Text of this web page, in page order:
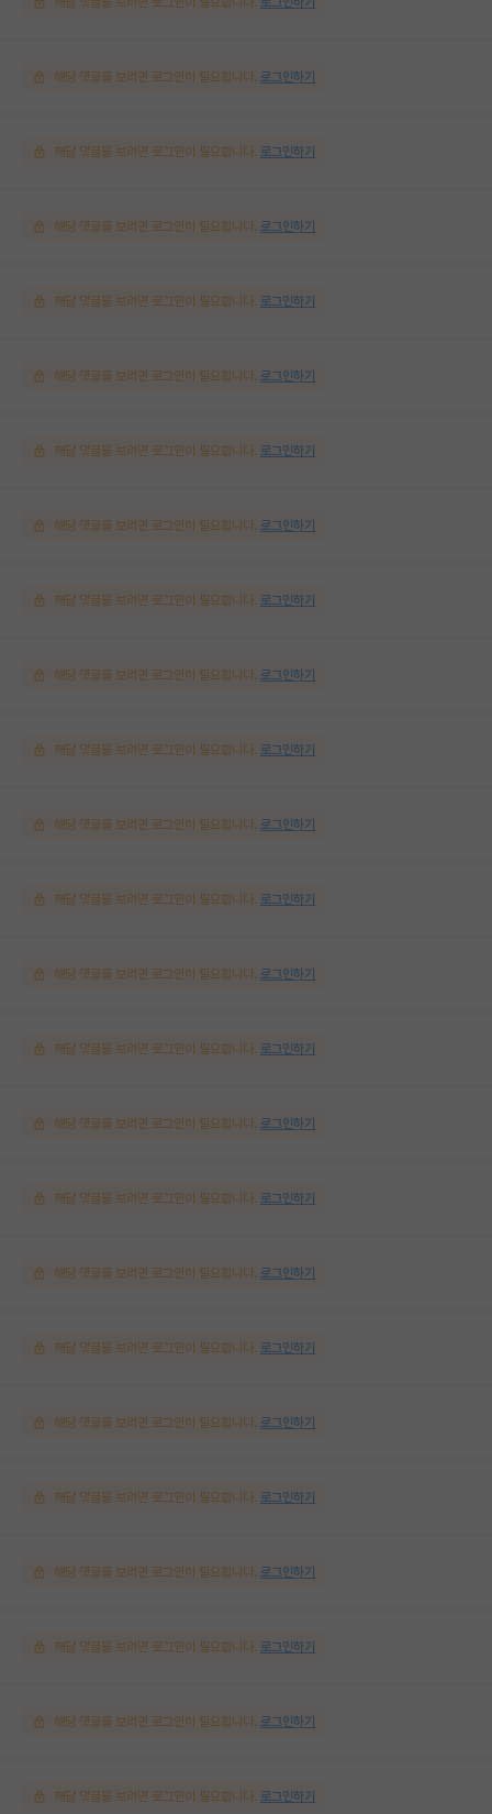
해당 댓글을 보려면 로그인이 필요합니다. 로그인하기
해당 댓글을 보려면 로그인이 필요합니다. 로그인하기
해당 댓글을 보려면 로그인이 필요합니다. 로그인하기
해당 댓글을 보려면 로그인이 필요합니다. 로그인하기
해당 댓글을 보려면 로그인이 필요합니다. 로그인하기
해당 댓글을 보려면 로그인이 필요합니다. 로그인하기
해당 댓글을 보려면 로그인이 필요합니다. 로그인하기
해당 댓글을 보려면 로그인이 필요합니다. 로그인하기
해당 댓글을 보려면 로그인이 필요합니다. 로그인하기
해당 댓글을 보려면 로그인이 필요합니다. 로그인하기
해당 댓글을 보려면 로그인이 필요합니다. 로그인하기
해당 댓글을 보려면 로그인이 필요합니다. 로그인하기
해당 댓글을 보려면 로그인이 필요합니다. 로그인하기
해당 댓글을 보려면 로그인이 필요합니다. 로그인하기
해당 댓글을 보려면 로그인이 필요합니다. 로그인하기
해당 댓글을 보려면 로그인이 필요합니다. 로그인하기
해당 댓글을 보려면 로그인이 필요합니다. 로그인하기
해당 댓글을 보려면 로그인이 필요합니다. 로그인하기
해당 댓글을 보려면 로그인이 필요합니다. 로그인하기
해당 댓글을 보려면 로그인이 필요합니다. 로그인하기
해당 댓글을 보려면 로그인이 필요합니다. 로그인하기
해당 댓글을 보려면 로그인이 필요합니다. 로그인하기
해당 댓글을 보려면 로그인이 필요합니다. 로그인하기
해당 댓글을 보려면 로그인이 필요합니다. 로그인하기